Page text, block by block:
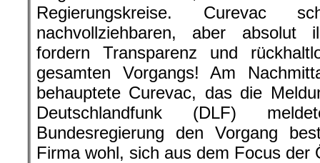
Regierungskreise. Curevac
nachvollziehbaren, aber absolut
fordern Transparenz und
gesamten Vorgangs! Am
behauptete Curevac, das die
Deutschlandfunk (DLF)
Bundesregierung den Vorgang
Firma wohl, sich aus dem Focus der